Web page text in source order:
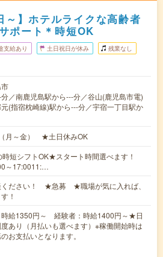
～】ホテルライクな高齢者
ポート＊時短OK
支給あり 土日祝日が休み 残業なし
／南鹿児島駅から---分／谷山(鹿児島市電)
(指宿枕崎線)駅から---分／宇宿一丁目駅か
月～金） ★土日休みOK
短シフトOK★スタート時間選べます！
～17:0011:…
ください！ ★急募 ★職場が気に入れば、
！
時給1350円～ 経験者：時給1400円～★日
あり（月払いも選べます）※稼働開始時は
お支払いとなります。